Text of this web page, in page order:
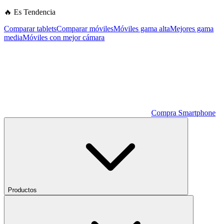
🔥 Es Tendencia
Comparar tabletsComparar móvilesMóviles gama altaMejores gama
mediaMóviles con mejor cámara
Compra Smartphone
Productos